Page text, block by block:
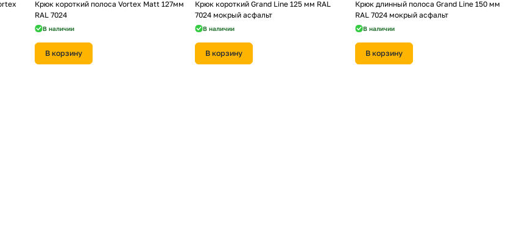
Крюк короткий полоса Vortex Matt 127мм
RAL 7024
В наличии
В корзину
Крюк короткий Grand Line 125 мм RAL
7024 мокрый асфальт
В наличии
В корзину
Крюк длинный полоса Grand Line 150 мм
RAL 7024 мокрый асфальт
В наличии
В корзину